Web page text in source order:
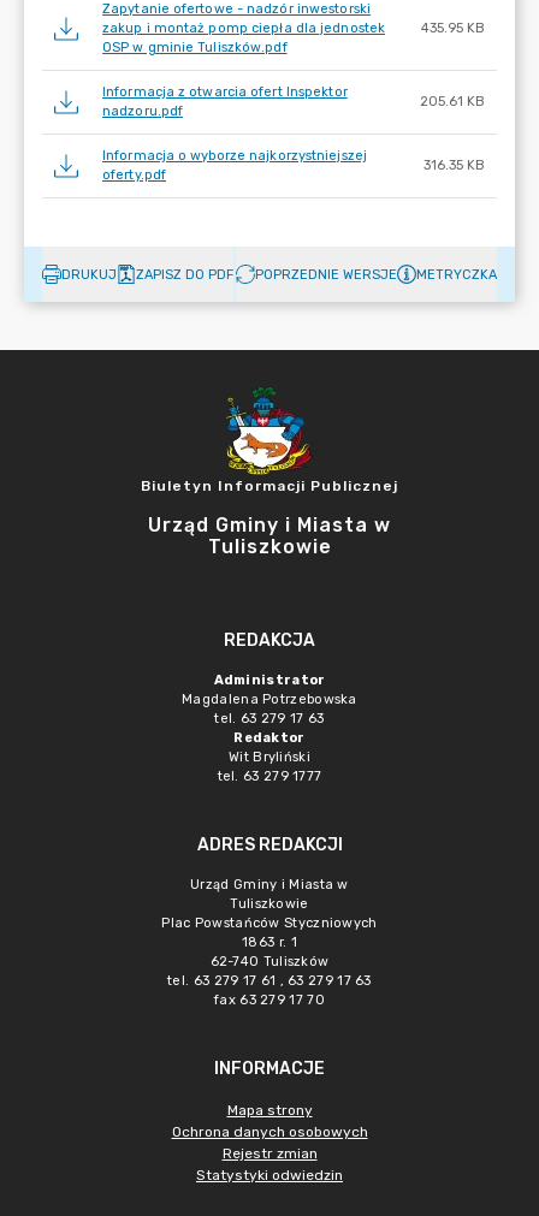
Zapytanie ofertowe - nadzór inwestorski
zakup i montaż pomp ciepła dla jednostek
OSP w gminie Tuliszków.pdf
435.95 KB
Informacja z otwarcia ofert Inspektor
nadzoru.pdf
205.61 KB
Informacja o wyborze najkorzystniejszej
oferty.pdf
316.35 KB
DRUKUJ ZAPISZ DO PDF POPRZEDNIE WERSJE METRYCZKA
Biuletyn Informacji Publicznej
Urząd Gminy i Miasta w
Tuliszkowie
REDAKCJA
Administrator
Magdalena Potrzebowska
tel. 63 279 17 63
Redaktor
Wit Bryliński
tel. 63 279 1777
ADRES REDAKCJI
Urząd Gminy i Miasta w
Tuliszkowie
Plac Powstańców Styczniowych
1863 r. 1
62-740 Tuliszków
tel. 63 279 17 61 , 63 279 17 63
fax 63 279 17 70
INFORMACJE
Mapa strony
Ochrona danych osobowych
Rejestr zmian
Statystyki odwiedzin